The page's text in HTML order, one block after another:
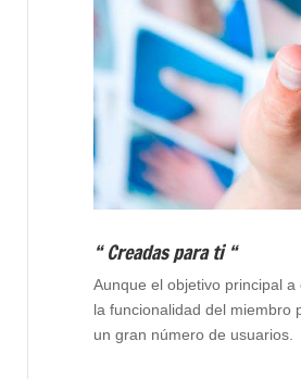
“ Creadas para ti “
Aunque el objetivo principal
la funcionalidad del miembro
un gran número de usuarios.